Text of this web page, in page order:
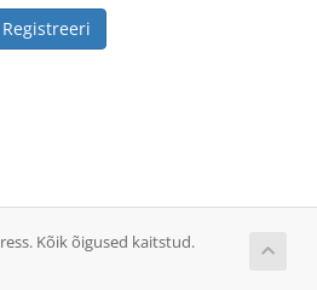
Kõik õigused kaitstud.